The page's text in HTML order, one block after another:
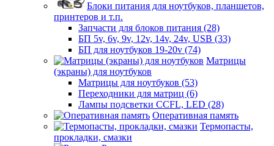
Блоки питания для ноутбуков, планшетов,
принтеров и т.п.
Запчасти для блоков питания (28)
БП 5v, 6v, 9v, 12v, 14v, 24v, USB (33)
БП для ноутбуков 19-20v (74)
Матрицы
(экраны) для ноутбуков
Матрицы для ноутбуков (53)
Переходники для матриц (6)
Лампы подсветки CCFL, LED (28)
Оперативная память
Термопасты,
прокладки, смазки